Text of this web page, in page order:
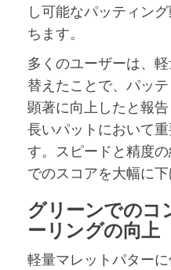
し可能なパッティン
ちます。
多くのユーザーは、
替えたことで、パッ
顕著に向上したと報
長いパットにおいて
す。スピードと精度
でのスコアを大幅に下
グリーンでのコ
ーリングの向上
軽量マレットパター